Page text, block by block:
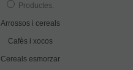
Productes
Arrossos i cereals
Cafès i xocos
Cereals esmorzar